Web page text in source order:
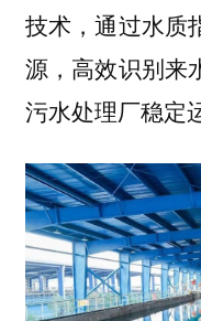
技术，通过水质
源，高效识别来
污水处理厂稳定